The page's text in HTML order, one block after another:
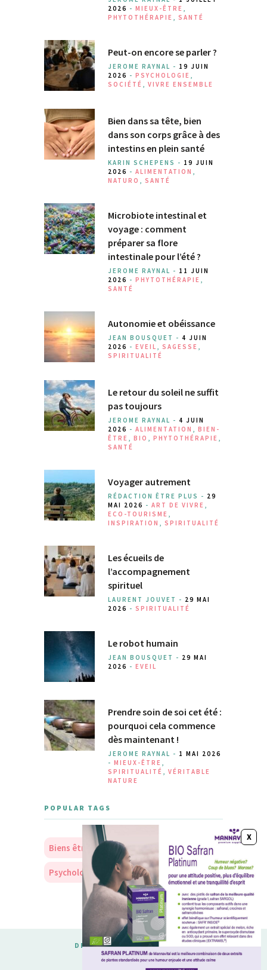
2026 - MIEUX-ÊTRE ,
PHYTOTHÉRAPIE , SANTÉ
Peut-on encore se parler ?
JEROME RAYNAL - 19 JUIN
2026 - PSYCHOLOGIE ,
SOCIÉTÉ , VIVRE ENSEMBLE
Bien dans sa tête, bien
dans son corps grâce à des
intestins en plein santé
KARIN SCHEPENS - 19 JUIN
2026 - ALIMENTATION ,
NATURO , SANTÉ
Microbiote intestinal et
voyage : comment
préparer sa flore
intestinale pour l’été ?
JEROME RAYNAL - 11 JUIN
2026 - PHYTOTHÉRAPIE ,
SANTÉ
Autonomie et obéissance
JEAN BOUSQUET - 4 JUIN
2026 - EVEIL , SAGESSE ,
SPIRITUALITÉ
Le retour du soleil ne suffit
pas toujours
JEROME RAYNAL - 4 JUIN
2026 - ALIMENTATION , BIEN-
ÊTRE , BIO , PHYTOTHÉRAPIE ,
SANTÉ
Voyager autrement
RÉDACTION ÊTRE PLUS - 29
MAI 2026 - ART DE VIVRE ,
ECO-TOURISME ,
INSPIRATION , SPIRITUALITÉ
Les écueils de
l’accompagnement
spirituel
LAURENT JOUVET - 29 MAI
2026 - SPIRITUALITÉ
Le robot humain
JEAN BOUSQUET - 29 MAI
2026 - EVEIL
Prendre soin de soi cet été :
pourquoi cela commence
dès maintenant !
JEROME RAYNAL - 1 MAI 2026
- MIEUX-ÊTRE ,
SPIRITUALITÉ , VÉRITABLE
NATURE
POPULAR TAGS
Biens être Soins Nourriture
Psychologie Personnalité
DESIGNED & DEVELOPED BY
MERIDIANTHEMES